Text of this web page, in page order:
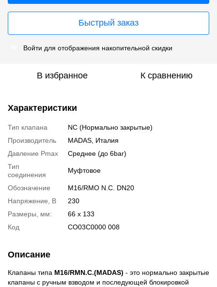
Быстрый заказ
Войти для отображения накопительной скидки
В избранное К сравнению
Характеристики
Тип клапана
NC (Нормально закрытые)
Производитель
MADAS, Италия
Давление Pmax
Среднее (до 6bar)
Тип
соединения
Муфтовое
Обозначение
M16/RMO N.C. DN20
Напряжение, В
230
Размеры, мм:
66 х 133
Код
CO03C0000 008
Описание
Клапаны типа M16/RMN.C.(MADAS) - это нормально закрытые
клапаны с ручным взводом и последующей блокировкой